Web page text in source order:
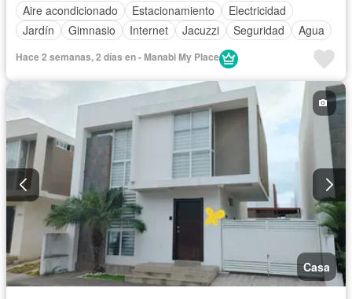
Aire acondicionado
Estacionamiento
Electricidad
Jardín
Gimnasio Internet Jacuzzi Seguridad Agua
Hace 2 semanas, 2 días en - Manabi My Place
Casa